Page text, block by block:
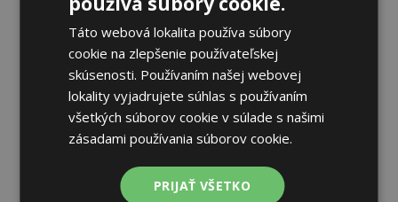
Pirelli P ZERO PZ5
235/35 R19 91 Y Letné
A D
Táto webová lokalita používa súbory
cookie na zlepšenie používateľskej
skúsenosti. Používaním našej webovej
lokality vyjadrujete súhlas s používaním
všetkých súborov cookie v súlade s našimi
zásadami používania súborov cookie.
PRIJAŤ VŠETKO